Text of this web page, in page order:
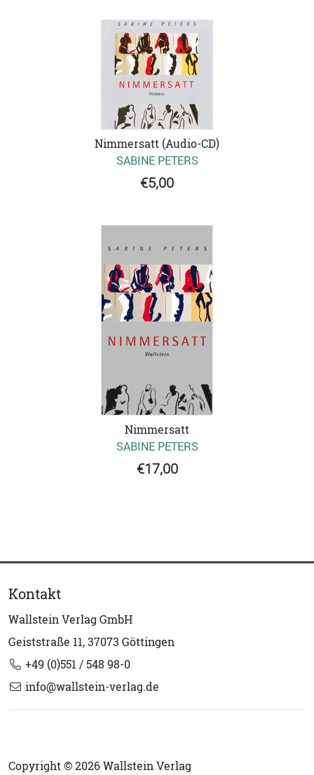
Nimmersatt (Audio-CD)
SABINE PETERS
€5,00
Nimmersatt
SABINE PETERS
€17,00
Kontakt
Wallstein Verlag GmbH
Geiststraße 11, 37073 Göttingen
+49 (0)551 / 548 98-0
info@wallstein-verlag.de
Copyright © 2026 Wallstein Verlag